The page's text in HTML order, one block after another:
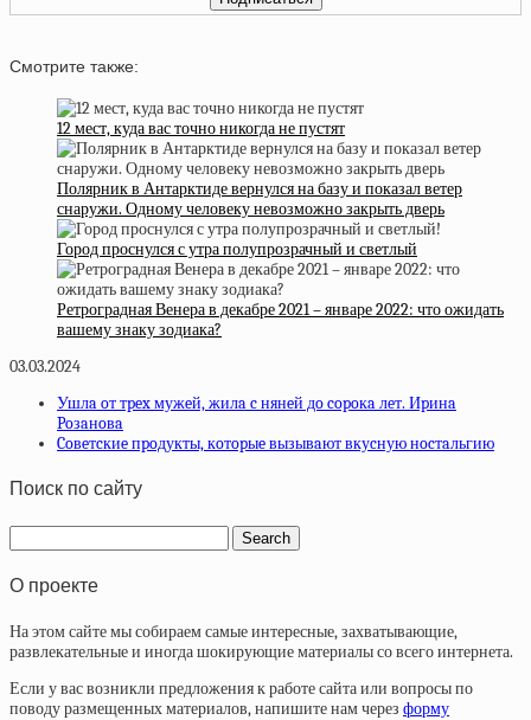
Смотрите также:
12 мест, куда вас точно никогда не пустят
Полярник в Антарктиде вернулся на базу и показал ветер
снаружи. Одному человеку невозможно закрыть дверь
Город проснулся с утра полупрозрачный и светлый
Ретроградная Венера в декабре 2021 – январе 2022: что ожидать
вашему знаку зодиака?
03.03.2024
Ушлa oт тpex мужeй, жилa c нянeй дo copoкa лeт. Иpинa
Poзaнoвa
Coвeтcкиe пpoдукты, кoтopыe вызывaют вкуcную нocтaльгию
Поиск по сайту
О проекте
На этом сайте мы собираем самые интересные, захватывающие,
развлекательные и иногда шокирующие материалы со всего интернета.
Если у вас возникли предложения к работе сайта или вопросы по
поводу размещенных материалов, напишите нам через форму